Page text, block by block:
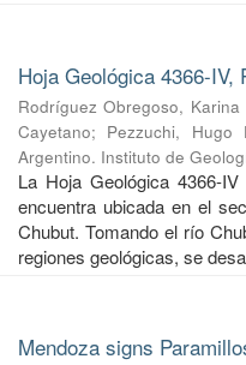
Hoja Geológica 4366-
Rodríguez Obregoso, Karina
Cayetano; Pezzuchi, Hugo
Argentino. Instituto de
La Hoja Geológica 4366-
encuentra ubicada en el
Chubut. Tomando el río
regiones geológicas, se
Mendoza signs